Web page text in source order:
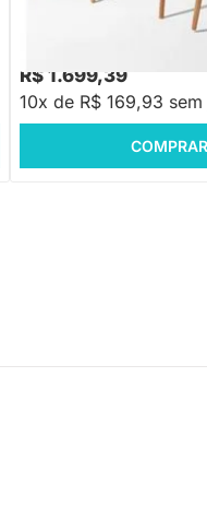
Elbow - Madeira
R$ 1.699,39
10x de R$ 169,93
COMPRAR